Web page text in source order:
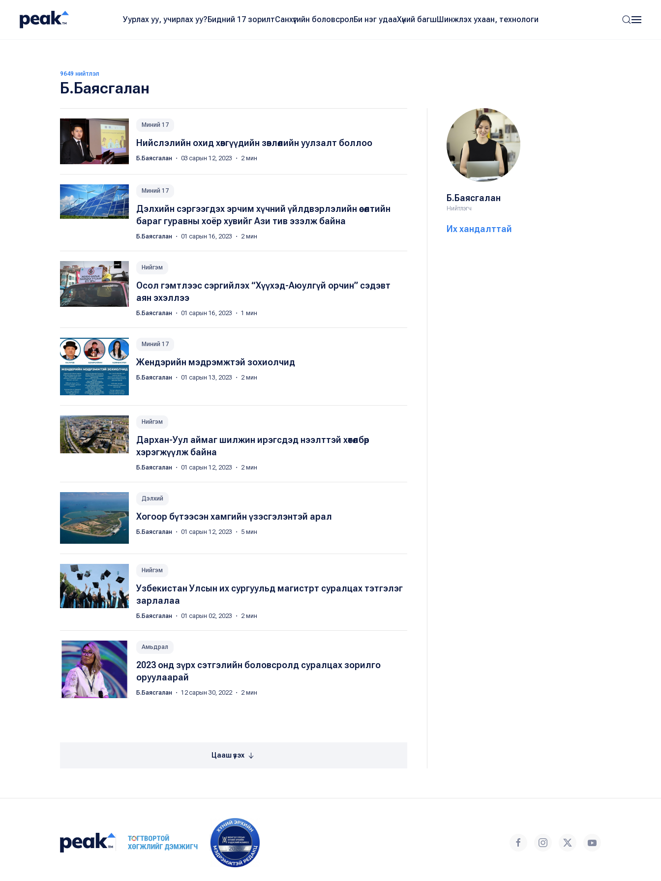
Уурлах уу, учирлах уу?Бидний 17 зорилтСанхүүгийн боловсролБи нэг удааХүний багшШинжлэх ухаан, технологи
9649 нийтлэл
Б.Баясгалан
Миний 17
Нийслэлийн охид хөвгүүдийн зөвлөлийн уулзалт боллоо
Б.Баясгалан ・ 03 сарын 12, 2023 ・ 2 мин
Миний 17
Дэлхийн сэргээгдэх эрчим хүчний үйлдвэрлэлийн өсөлтийн
бараг гуравны хоёр хувийг Ази тив эзэлж байна
Б.Баясгалан ・ 01 сарын 16, 2023 ・ 2 мин
Нийгэм
Осол гэмтлээс сэргийлэх “Хүүхэд-Аюулгүй орчин” сэдэвт
аян эхэллээ
Б.Баясгалан ・ 01 сарын 16, 2023 ・ 1 мин
Миний 17
Жендэрийн мэдрэмжтэй зохиолчид
Б.Баясгалан ・ 01 сарын 13, 2023 ・ 2 мин
Нийгэм
Дархан-Уул аймаг шилжин ирэгсдэд нээлттэй хөтөлбөр
хэрэгжүүлж байна
Б.Баясгалан ・ 01 сарын 12, 2023 ・ 2 мин
Дэлхий
Хогоор бүтээсэн хамгийн үзэсгэлэнтэй арал
Б.Баясгалан ・ 01 сарын 12, 2023 ・ 5 мин
Нийгэм
Узбекистан Улсын их сургуульд магистрт суралцах тэтгэлэг
зарлалаа
Б.Баясгалан ・ 01 сарын 02, 2023 ・ 2 мин
Амьдрал
2023 онд зүрх сэтгэлийн боловсролд суралцах зорилго
оруулаарай
Б.Баясгалан ・ 12 сарын 30, 2022 ・ 2 мин
Цааш үзэх
Б.Баясгалан
Нийтлэгч
Их хандалттай